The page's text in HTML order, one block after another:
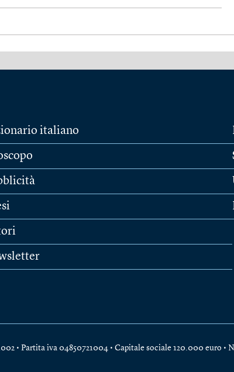
italiano
• Partita iva 04850721004 • Capitale sociale 120.000 euro •